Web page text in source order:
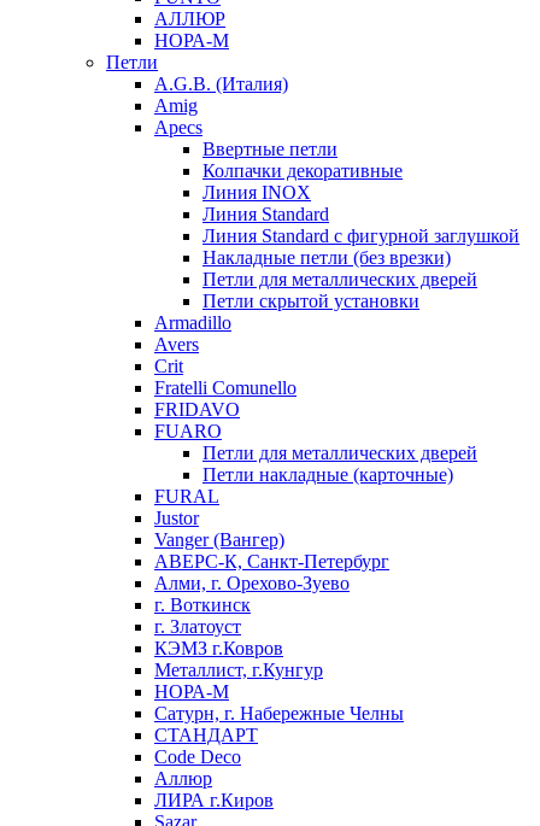
АЛЛЮР
НОРА-М
Петли
A.G.B. (Италия)
Amig
Apecs
Ввертные петли
Колпачки декоративные
Линия INOX
Линия Standard
Линия Standard с фигурной заглушкой
Накладные петли (без врезки)
Петли для металлических дверей
Петли скрытой установки
Armadillo
Avers
Crit
Fratelli Comunello
FRIDAVO
FUARO
Петли для металлических дверей
Петли накладные (карточные)
FURAL
Justor
Vanger (Вангер)
АВЕРС-К, Санкт-Петербург
Алми, г. Орехово-Зуево
г. Воткинск
г. Златоуст
КЭМЗ г.Ковров
Металлист, г.Кунгур
НОРА-М
Сатурн, г. Набережные Челны
СТАНДАРТ
Code Deco
Аллюр
ЛИРА г.Киров
Sazar